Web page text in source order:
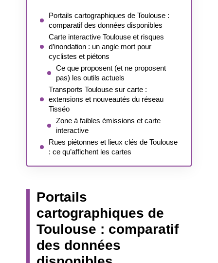
Portails cartographiques de Toulouse :
comparatif des données disponibles
Carte interactive Toulouse et risques
d’inondation : un angle mort pour
cyclistes et piétons
Ce que proposent (et ne proposent
pas) les outils actuels
Transports Toulouse sur carte :
extensions et nouveautés du réseau
Tisséo
Zone à faibles émissions et carte
interactive
Rues piétonnes et lieux clés de Toulouse
: ce qu’affichent les cartes
Portails
cartographiques de
Toulouse : comparatif
des données